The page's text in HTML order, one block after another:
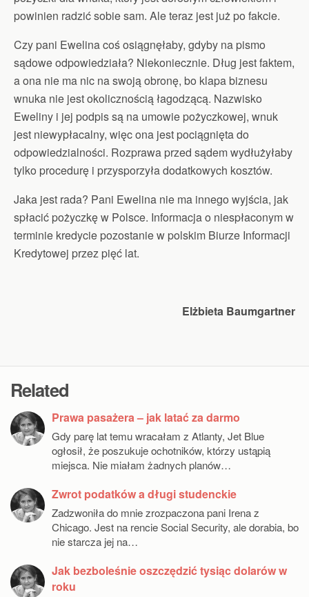
powinien radzić sobie sam. Ale teraz jest już po fakcie.
Czy pani Ewelina coś osiągnęłaby, gdyby na pismo
sądowe odpowiedziała? Niekoniecznie. Dług jest faktem,
a ona nie ma nic na swoją obronę, bo klapa biznesu
wnuka nie jest okolicznością łagodzącą. Nazwisko
Eweliny i jej podpis są na umowie pożyczkowej, wnuk
jest niewypłacalny, więc ona jest pociągnięta do
odpowiedzialności. Rozprawa przed sądem wydłużyłaby
tylko procedurę i przysporzyła dodatkowych kosztów.
Jaka jest rada? Pani Ewelina nie ma innego wyjścia, jak
spłacić pożyczkę w Polsce. Informacja o niespłaconym w
terminie kredycie pozostanie w polskim Biurze Informacji
Kredytowej przez pięć lat.
Elżbieta Baumgartner
Related
Prawa pasażera – jak latać za darmo
Gdy parę lat temu wracałam z Atlanty, Jet Blue
ogłosił, że poszukuje ochotników, którzy ustąpią
miejsca. Nie miałam żadnych planów…
Zwrot podatków a długi studenckie
Zadzwoniła do mnie zrozpaczona pani Irena z
Chicago. Jest na rencie Social Security, ale dorabia, bo
nie starcza jej na…
Jak bezboleśnie oszczędzić tysiąc dolarów w
roku